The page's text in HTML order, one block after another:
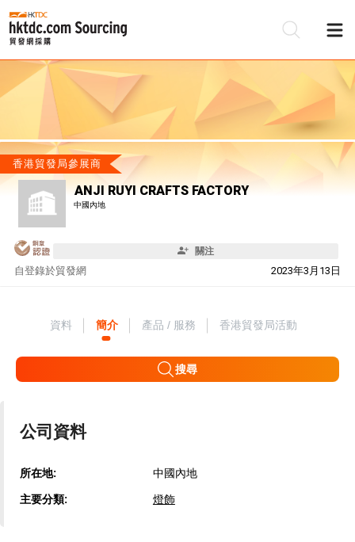
香港貿發局參展商
ANJI RUYI CRAFTS FACTORY
中國內地
關注
自 2023年3月13日
登錄於貿發網
資料 簡介 產品 / 服務 香港貿發局活動
搜尋
公司資料
所在地: 中國內地
主要分類: 燈飾